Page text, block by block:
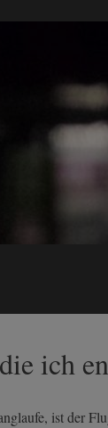
ich
ist der